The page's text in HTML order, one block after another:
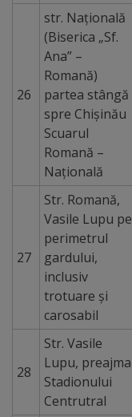
26
str. Naţională
(Biserica „Sf.
Ana” –
Romană)
partea stângă
spre Chişinău
Scuarul
Romană –
Naţională
27
Str. Romană,
Vasile Lupu pe
perimetrul
gardului,
inclusiv
trotuare şi
carosabil
28
Str. Vasile
Lupu, preajma
Stadionului
Centrutral